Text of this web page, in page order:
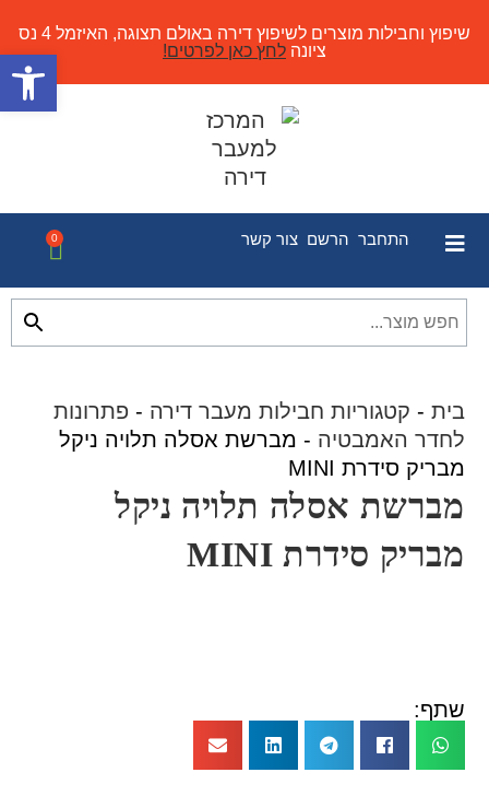
שיפוץ וחבילות מוצרים לשיפוץ דירה באולם תצוגה, האיזמל 4 נס
ציונה לחץ כאן לפרטים!
התחבר הרשם צור קשר 0
בית - קטגוריות חבילות מעבר דירה - פתרונות
לחדר האמבטיה - מברשת אסלה תלויה ניקל
מבריק סידרת MINI
מברשת אסלה תלויה ניקל
מבריק סידרת MINI
שתף: